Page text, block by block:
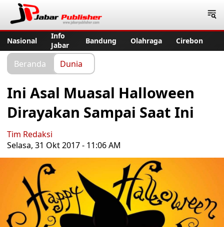
Nasional
Info
Jabar
Bandung Olahraga Cirebon
Beranda Dunia
Ini Asal Muasal Halloween
Dirayakan Sampai Saat Ini
Tim Redaksi
Selasa, 31 Okt 2017 - 11:06 AM